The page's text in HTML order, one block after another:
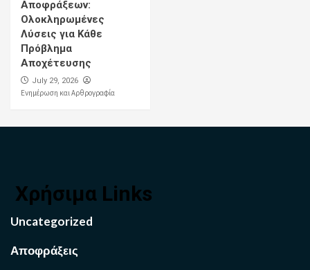
Αποφράξεων:
Ολοκληρωμένες
Λύσεις για Κάθε
Πρόβλημα
Αποχέτευσης
July 29, 2026
Ενημέρωση και Αρθρογραφία
Χρήσιμα Links
Uncategorized
Αποφράξεις